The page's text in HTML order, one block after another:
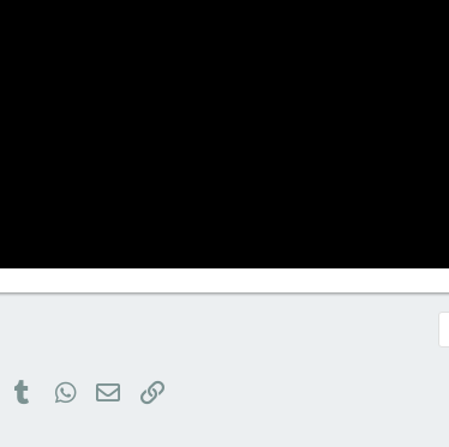
PinterestTumblrWhatsApp
EmailLink